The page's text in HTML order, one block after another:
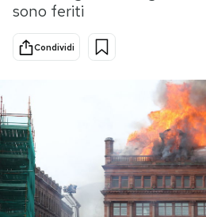
Cultura
Sport
NEWSLETTER
sono feriti
Condividi